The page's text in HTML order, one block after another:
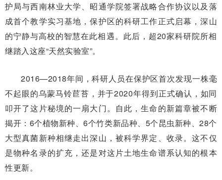
护局与西南林业大学、昭通学院签署战略合作协议以及落
成首个教学实习基地，保护区的科研工作正式启幕，深山
的宁静与高校的智慧在此相遇。此后，超20家科研院所相
继踏入这座“天然实验室”。
2016—2018年间，科研人员在保护区首次发现一株毫
不起眼的乌蒙马铃苣苔，并于2020年得到正式确认，如同
叩开了这片秘境的一扇大门。自此，生命的新篇章被不断
揭开：6个植物新种、6个竹类新品种、5个昆虫新种、28个
大型真菌新种相继走出深山，被科学界定、收录。这不仅
是物种名录的扩充，还是对这片土地生命谱系认知的根本
性更新。